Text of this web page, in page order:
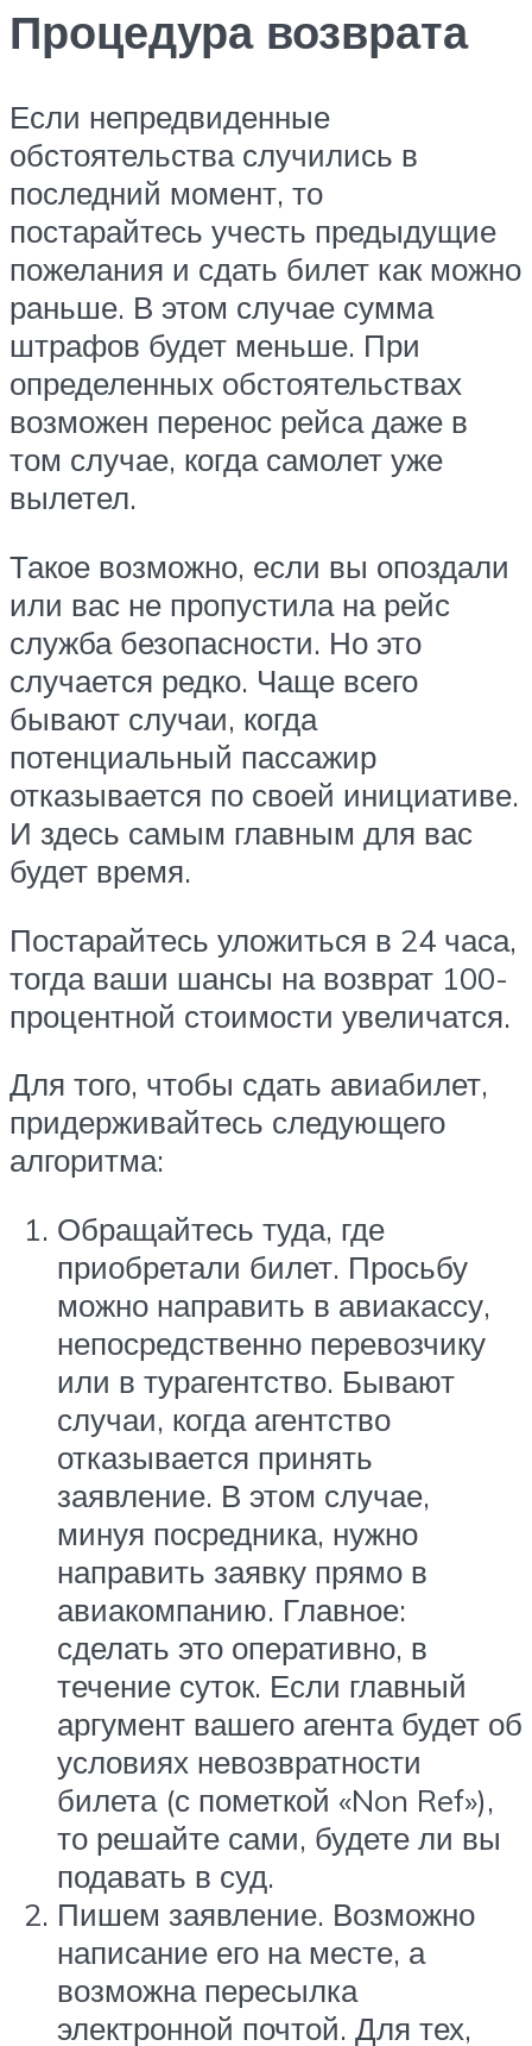
Процедура возврата
Если непредвиденные
обстоятельства случились в
последний момент, то
постарайтесь учесть предыдущие
пожелания и сдать билет как можно
раньше. В этом случае сумма
штрафов будет меньше. При
определенных обстоятельствах
возможен перенос рейса даже в
том случае, когда самолет уже
вылетел.
Такое возможно, если вы опоздали
или вас не пропустила на рейс
служба безопасности. Но это
случается редко. Чаще всего
бывают случаи, когда
потенциальный пассажир
отказывается по своей инициативе.
И здесь самым главным для вас
будет время.
Постарайтесь уложиться в 24 часа,
тогда ваши шансы на возврат 100-
процентной стоимости увеличатся.
Для того, чтобы сдать авиабилет,
придерживайтесь следующего
алгоритма:
Обращайтесь туда, где
приобретали билет. Просьбу
можно направить в авиакассу,
непосредственно перевозчику
или в турагентство. Бывают
случаи, когда агентство
отказывается принять
заявление. В этом случае,
минуя посредника, нужно
направить заявку прямо в
авиакомпанию. Главное:
сделать это оперативно, в
течение суток. Если главный
аргумент вашего агента будет об
условиях невозвратности
билета (с пометкой «Non Ref»),
то решайте сами, будете ли вы
подавать в суд.
Пишем заявление. Возможно
написание его на месте, а
возможна пересылка
электронной почтой. Для тех,